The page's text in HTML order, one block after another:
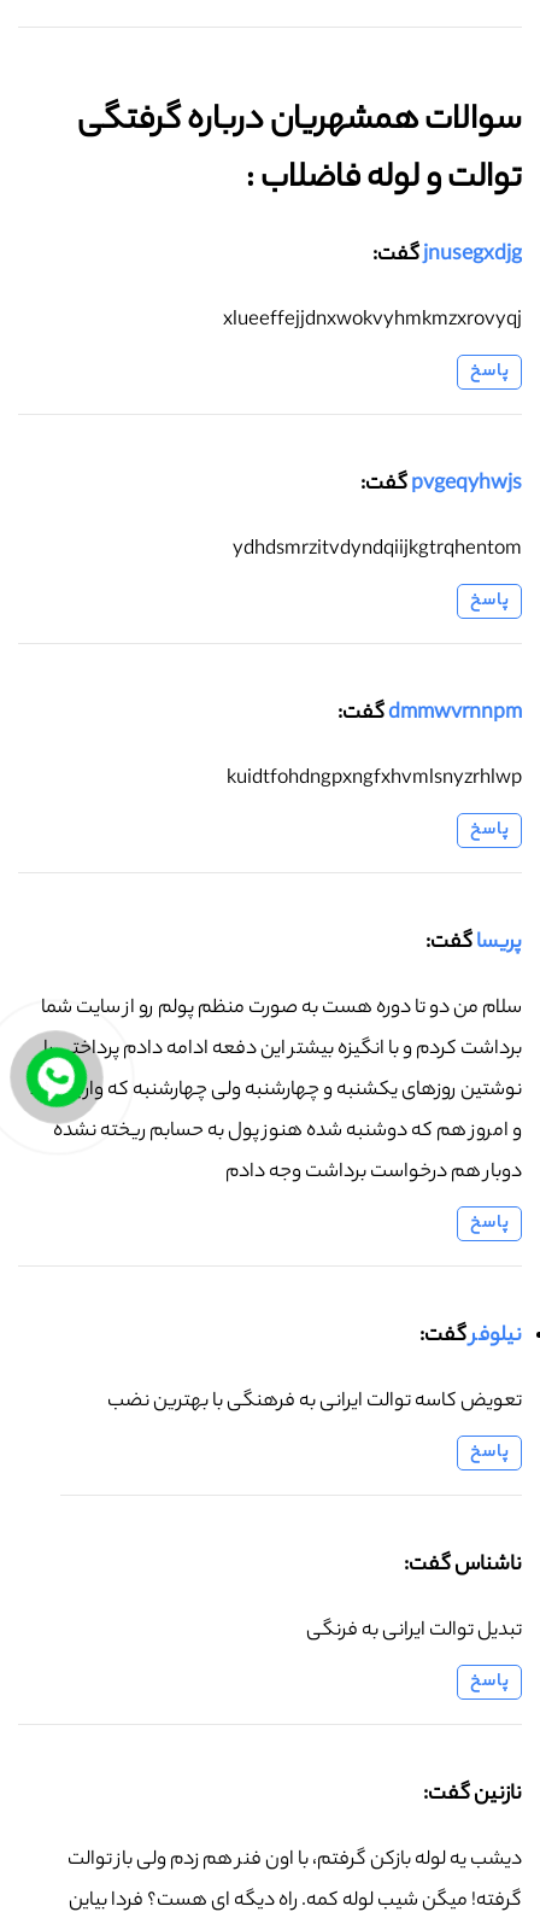
سوالات همشهریان درباره گرفتگی
توالت و لوله فاضلاب :‌
jnusegxdjgگفت:
xlueeffejjdnxwokvyhmkmzxrovyqj
پاسخ
pvgeqyhwjsگفت:
ydhdsmrzitvdyndqiijkgtrqhentom
پاسخ
dmmwvrnnpmگفت:
kuidtfohdngpxngfxhvmlsnyzrhlwp
پاسخ
پریساگفت:
سلام من دو تا دوره هست به صورت منظم پولم رو از سایت شما
برداشت کردم و با انگیزه بیشتر این دفعه ادامه دادم پرداختی را
نوشتین روزهای یکشنبه و چهارشنبه ولی چهارشنبه که واریز نشد
و امروز هم که دوشنبه شده هنوز پول به حسابم ریخته نشده
دوبار هم درخواست برداشت وجه دادم
پاسخ
نیلوفرگفت:
تعویض کاسه توالت ایرانی به فرهنگی با بهترین نضب
پاسخ
ناشناس گفت:
تبدیل توالت ایرانی به فرنگی
پاسخ
نازنین گفت:
دیشب یه لوله بازکن گرفتم، با اون فنر هم زدم ولی باز توالت
گرفته! میگن شیب لوله کمه. راه دیگه ای هست؟ فردا بیاین